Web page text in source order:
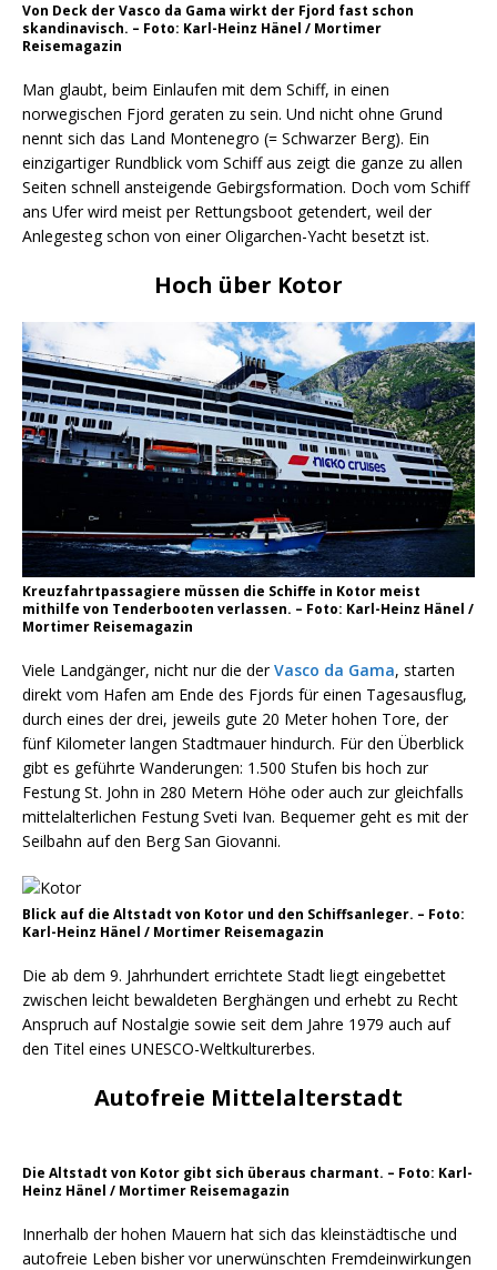
Von Deck der Vasco da Gama wirkt der Fjord fast schon
skandinavisch. – Foto: Karl-Heinz Hänel / Mortimer
Reisemagazin
Man glaubt, beim Einlaufen mit dem Schiff, in einen
norwegischen Fjord geraten zu sein. Und nicht ohne Grund
nennt sich das Land Montenegro (= Schwarzer Berg). Ein
einzigartiger Rundblick vom Schiff aus zeigt die ganze zu allen
Seiten schnell ansteigende Gebirgsformation. Doch vom Schiff
ans Ufer wird meist per Rettungsboot getendert, weil der
Anlegesteg schon von einer Oligarchen-Yacht besetzt ist.
Hoch über Kotor
Kreuzfahrtpassagiere müssen die Schiffe in Kotor meist
mithilfe von Tenderbooten verlassen. – Foto: Karl-Heinz Hänel /
Mortimer Reisemagazin
Viele Landgänger, nicht nur die derVasco da Gama, starten
direkt vom Hafen am Ende des Fjords für einen Tagesausflug,
durch eines der drei, jeweils gute 20 Meter hohen Tore, der
fünf Kilometer langen Stadtmauer hindurch. Für den Überblick
gibt es geführte Wanderungen: 1.500 Stufen bis hoch zur
Festung St. John in 280 Metern Höhe oder auch zur gleichfalls
mittelalterlichen Festung Sveti Ivan. Bequemer geht es mit der
Seilbahn auf den Berg San Giovanni.
Blick auf die Altstadt von Kotor und den Schiffsanleger. – Foto:
Karl-Heinz Hänel / Mortimer Reisemagazin
Die ab dem 9. Jahrhundert errichtete Stadt liegt eingebettet
zwischen leicht bewaldeten Berghängen und erhebt zu Recht
Anspruch auf Nostalgie sowie seit dem Jahre 1979 auch auf
den Titel eines UNESCO-Weltkulturerbes.
Autofreie Mittelalterstadt
Die Altstadt von Kotor gibt sich überaus charmant. – Foto: Karl-
Heinz Hänel / Mortimer Reisemagazin
Innerhalb der hohen Mauern hat sich das kleinstädtische und
autofreie Leben bisher vor unerwünschten Fremdeinwirkungen